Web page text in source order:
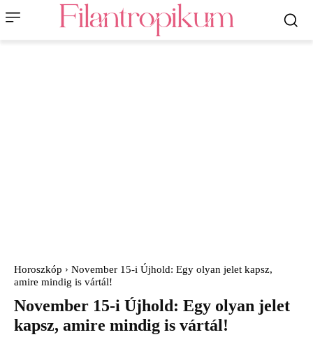
Horoszkóp
November 15-i Újhold: Egy olyan jelet kapsz,
amire mindig is vártál!
November 15-i Újhold: Egy olyan jelet
kapsz, amire mindig is vártál!